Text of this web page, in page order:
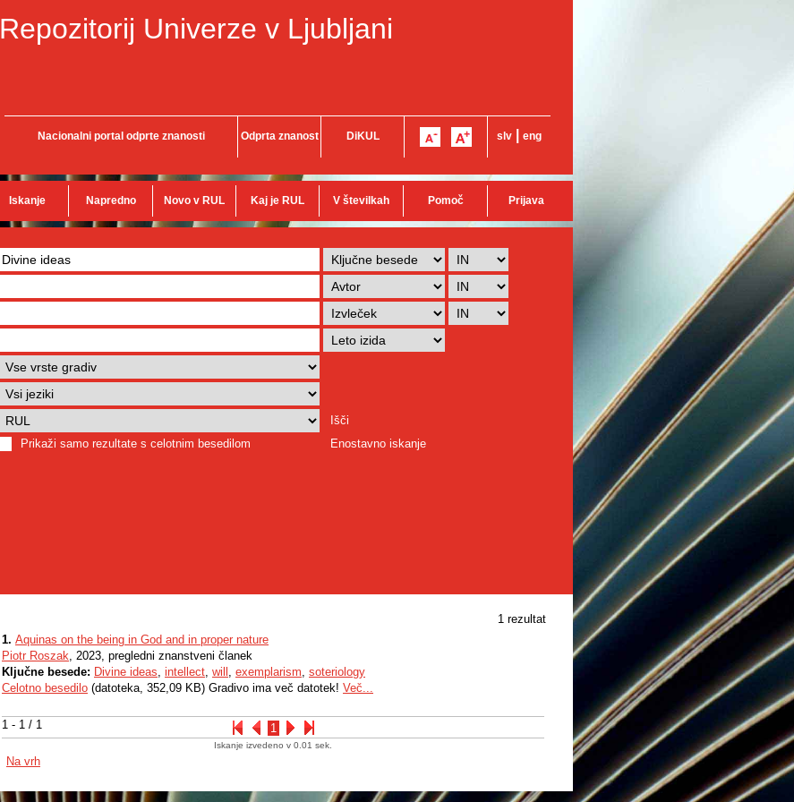
Repozitorij Univerze v Ljubljani
Nacionalni portal odprte znanosti Odprta znanost DiKUL slv eng
Iskanje Napredno Novo v RUL Kaj je RUL V številkah Pomoč Prijava
Išči
Prikaži samo rezultate s celotnim besedilom
Enostavno iskanje
1 rezultat
1 - 1 / 1 1
1. Aquinas on the being in God and in proper nature
Piotr Roszak, 2023, pregledni znanstveni članek
Ključne besede: Divine ideas, intellect, will , exemplarism, soteriology
Celotno besedilo (datoteka, 352,09 KB) Gradivo ima več datotek! Več...
Iskanje izvedeno v 0.01 sek.
Na vrh